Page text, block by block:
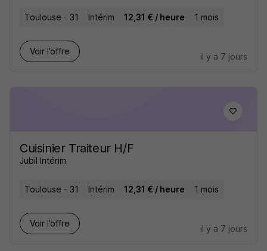
Toulouse - 31 Intérim 12,31 € / heure 1 mois
Voir l’offre
il y a 7 jours
Cuisinier Traiteur H/F
Jubil Intérim
Toulouse - 31 Intérim 12,31 € / heure 1 mois
Voir l’offre
il y a 7 jours